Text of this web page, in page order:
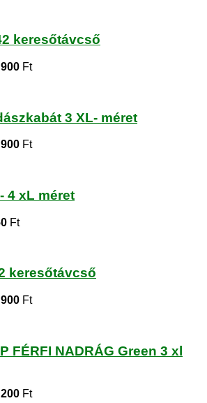
keresőtávcső
Ft
3 XL- méret
Ft
4 xL méret
Ft
keresőtávcső
Ft
FÉRFI NADRÁG Green 3 xl
Ft